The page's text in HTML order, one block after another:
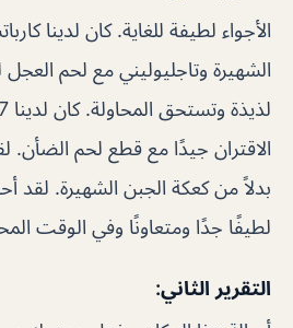
الأجواء لطيفة للغاية. كان لدينا
الشهيرة وتاجليوليني مع لحم العجل
الاقتران جيدًا مع قطع لحم الضأن.
بدلاً من كعكة الجبن الشهيرة. لقد
لطيفًا جدًا ومتعاونًا وفي الوقت
التقرير الثاني: